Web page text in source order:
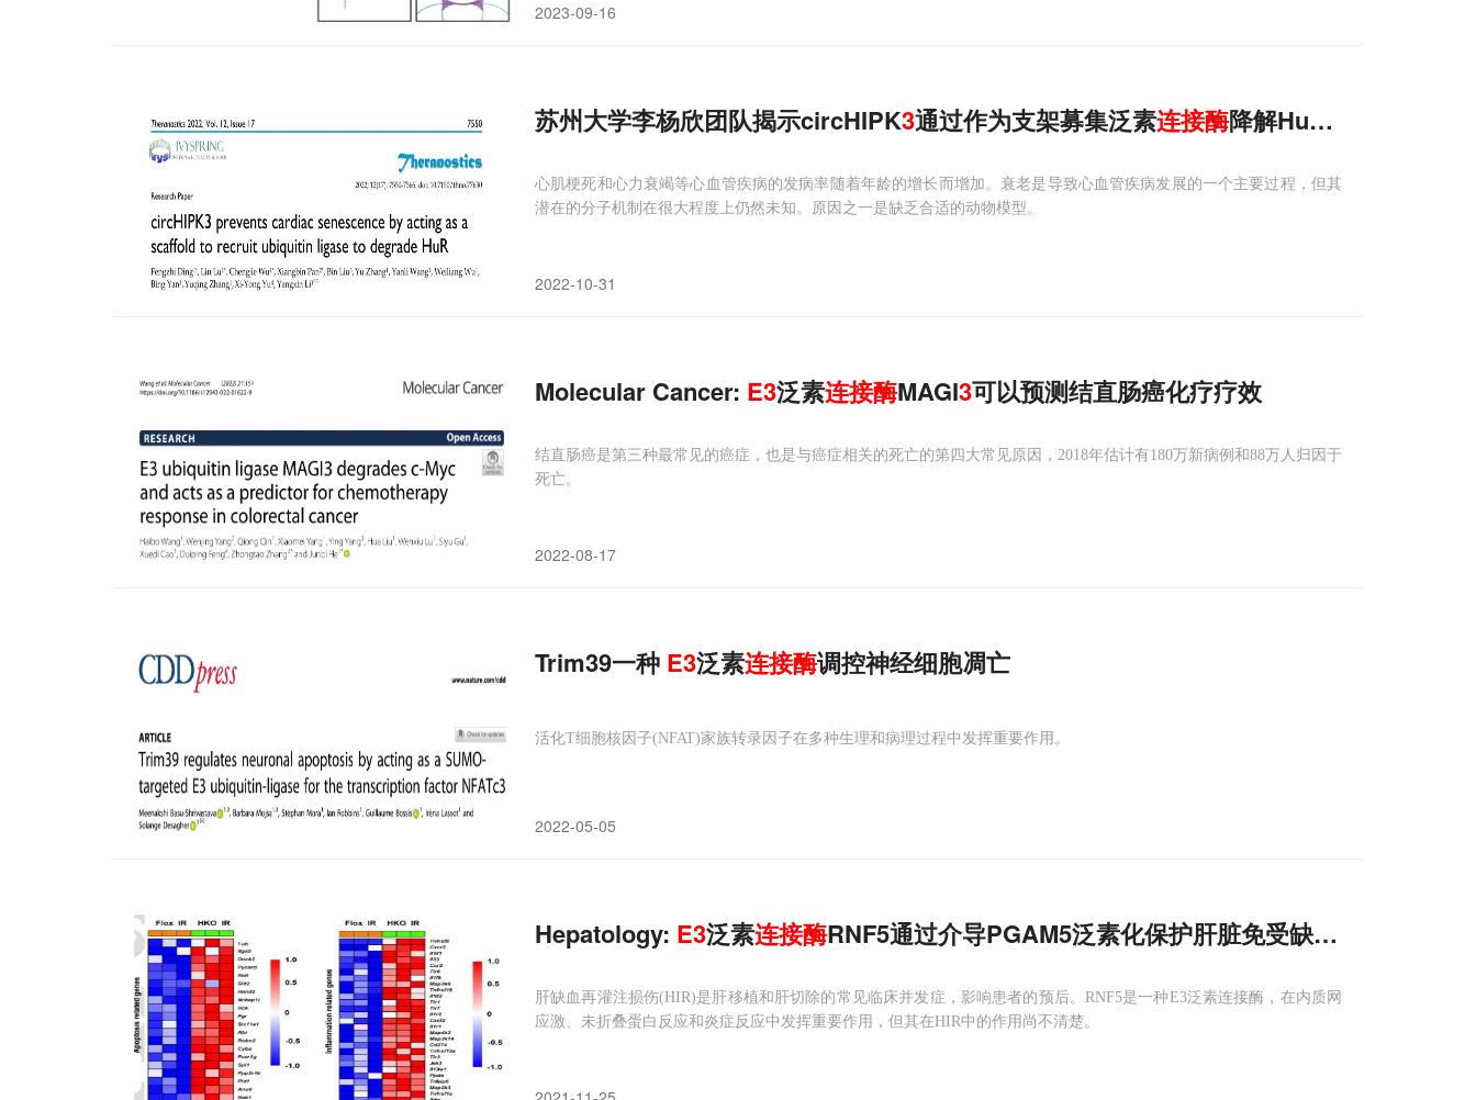
2023-09-16
苏州大学李杨欣团队揭示circHIPK3通过作为支架募集泛素连接酶降解HuR来预防心脏
心肌梗死和心力衰竭等心血管疾病的发病率随着年龄的增长而增加。衰老是导致心血管疾病发展的一个主要过程，但其
潜在的分子机制在很大程度上仍然未知。原因之一是缺乏合适的动物模型。
2022-10-31
Molecular Cancer: E3泛素连接酶MAGI3可以预测结直肠癌化疗疗效
结直肠癌是第三种最常见的癌症，也是与癌症相关的死亡的第四大常见原因，2018年估计有180万新病例和88万人归因于
死亡。
2022-08-17
Trim39一种 E3泛素连接酶调控神经细胞凋亡
活化T细胞核因子(NFAT)家族转录因子在多种生理和病理过程中发挥重要作用。
2022-05-05
Hepatology: E3泛素连接酶RNF5通过介导PGAM5泛素化保护肝脏免受缺血再灌注损伤
肝缺血再灌注损伤(HIR)是肝移植和肝切除的常见临床并发症，影响患者的预后。RNF5是一种E3泛素连接酶，在内质网
应激、未折叠蛋白反应和炎症反应中发挥重要作用，但其在HIR中的作用尚不清楚。